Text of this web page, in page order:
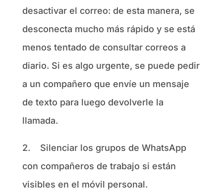
desactivar el correo: de esta manera, se
desconecta mucho más rápido y se está
menos tentado de consultar correos a
diario. Si es algo urgente, se puede pedir
a un compañero que envíe un mensaje
de texto para luego devolverle la
llamada.
2. Silenciar los grupos de WhatsApp
con compañeros de trabajo si están
visibles en el móvil personal.